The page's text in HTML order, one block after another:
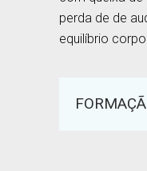
perda de de
equilíbrio